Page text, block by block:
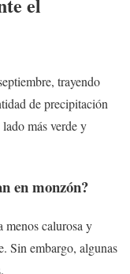
trayendo
de precipitación
más verde y
en monzón?
menos calurosa y
Sin embargo, algunas